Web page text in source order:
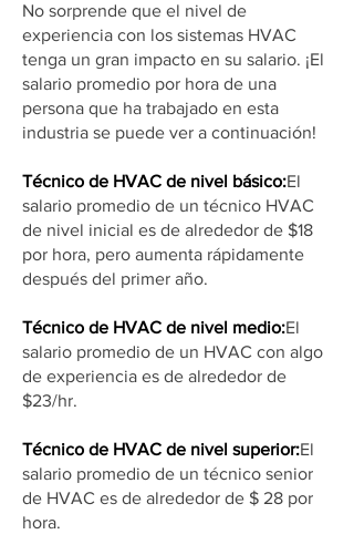
No sorprende que el nivel de
experiencia con los sistemas HVAC
tenga un gran impacto en su salario. ¡El
salario promedio por hora de una
persona que ha trabajado en esta
industria se puede ver a continuación!
Técnico de HVAC de nivel básico:El
salario promedio de un técnico HVAC
de nivel inicial es de alrededor de $18
por hora, pero aumenta rápidamente
después del primer año.
Técnico de HVAC de nivel medio:El
salario promedio de un HVAC con algo
de experiencia es de alrededor de
$23/hr.
Técnico de HVAC de nivel superior:El
salario promedio de un técnico senior
de HVAC es de alrededor de $ 28 por
hora.